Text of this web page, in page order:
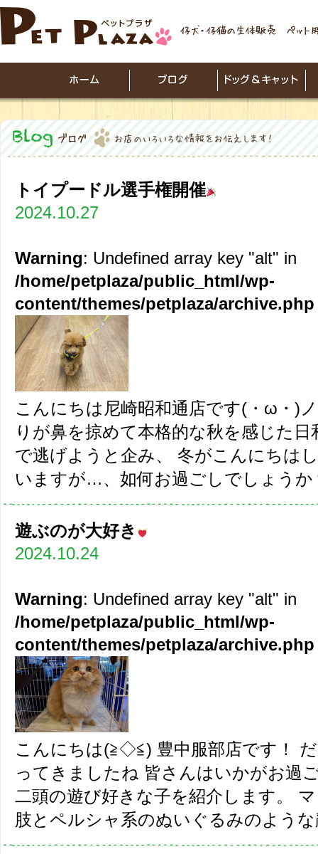
トイプードル選手権開催
2024.10.27
Warning: Undefined array key "alt" in
/home/petplaza/public_html/wp-
content/themes/petplaza/archive.php
こんにちは尼崎昭和通店です(・ω・)
りが鼻を掠めて本格的な秋を感じた
で逃げようと企み、 冬がこんにちは
いますが…、如何お過ごしでしょう
遊ぶのが大好き
2024.10.24
Warning: Undefined array key "alt" in
/home/petplaza/public_html/wp-
content/themes/petplaza/archive.php
こんにちは(≧◇≦) 豊中服部店です！
ってきましたね 皆さんはいかがお過
二頭の遊び好きな子を紹介します。
肢とペルシャ系のぬいぐるみのよう